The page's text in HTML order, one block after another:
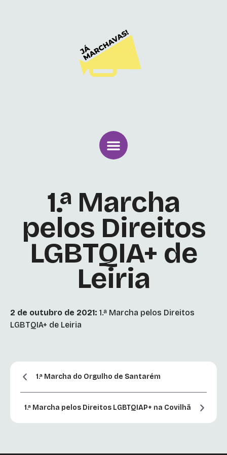
1.ª Marcha
pelos Direitos
LGBTQIA+ de
Leiria
2 de outubro de 2021: 1.ª Marcha pelos Direitos
LGBTQIA+ de Leiria
1.ª Marcha do Orgulho de Santarém
1.ª Marcha pelos Direitos LGBTQIAP+ na Covilhã